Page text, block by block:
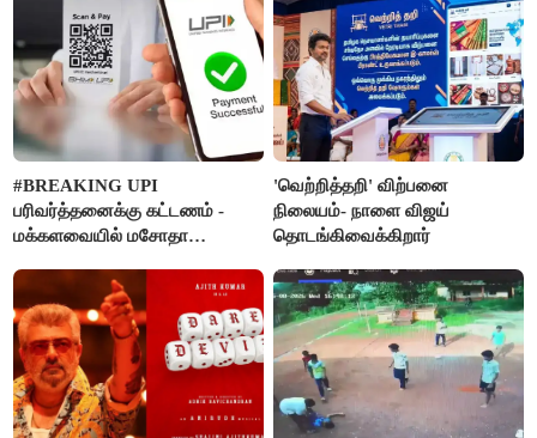
#BREAKING UPI
பரிவர்த்தனைக்கு கட்டணம் -
மக்களவையில் மசோதா
'வெற்றித்தறி' விற்பனை
நிலையம்- நாளை விஜய்
தொடங்கிவைக்கிறார்